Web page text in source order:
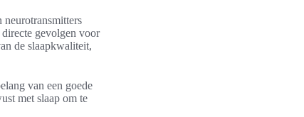
neurotransmitters
gevolgen voor
de slaapkwaliteit,
van een goede
met slaap om te